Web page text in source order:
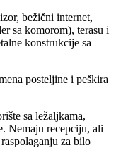
bežični internet,
sa komorom), terasu i
konstrukcije sa
posteljine i peškira
sa ležaljkama,
Nemaju recepciju, ali
za bilo